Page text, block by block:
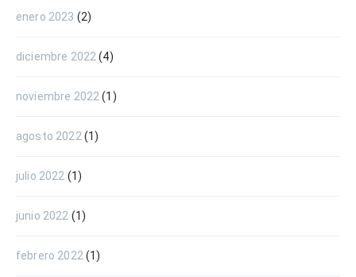
enero 2023 (2)
diciembre 2022 (4)
noviembre 2022 (1)
agosto 2022 (1)
julio 2022 (1)
junio 2022 (1)
febrero 2022 (1)